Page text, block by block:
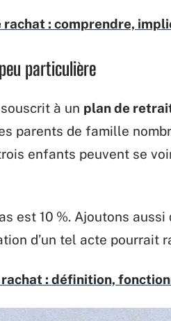
rachat : comprendre,
particulière
à un plan de
parents de famille
enfants peuvent se
est 10 %. Ajoutons
d’un tel acte pourrait
: définition,